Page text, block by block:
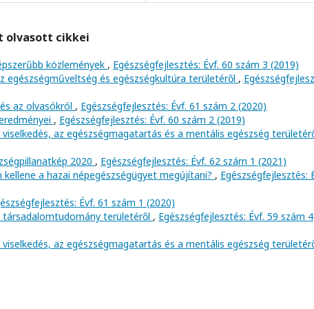
olvasott cikkei
közlemények , Egészségfejlesztés: Évf. 60 szám 3 (2019)
egészségműveltség és egészségkultúra területéről ,
az olvasókról , Egészségfejlesztés: Évf. 61 szám 2 (2020)
, Egészségfejlesztés: Évf. 60 szám 2 (2019)
az egészségmagatartás és a mentális egészség
2020 , Egészségfejlesztés: Évf. 62 szám 1 (2021)
a hazai népegészségügyet megújítani? , Egészségfejlesztés:
Évf. 61 szám 1 (2020)
társadalomtudomány területéről , Egészségfejlesztés: Évf. 59 szám 4
az egészségmagatartás és a mentális egészség